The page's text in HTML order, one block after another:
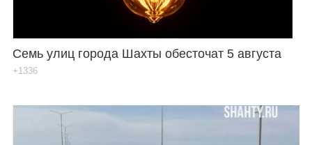
Семь улиц города Шахты обесточат 5 августа
+1336